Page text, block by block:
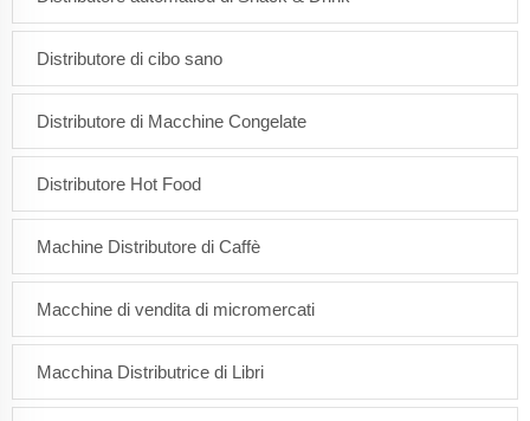
Distributore di cibo sano
Distributore di Macchine Congelate
Distributore Hot Food
Machine Distributore di Caffè
Macchine di vendita di micromercati
Macchina Distributrice di Libri